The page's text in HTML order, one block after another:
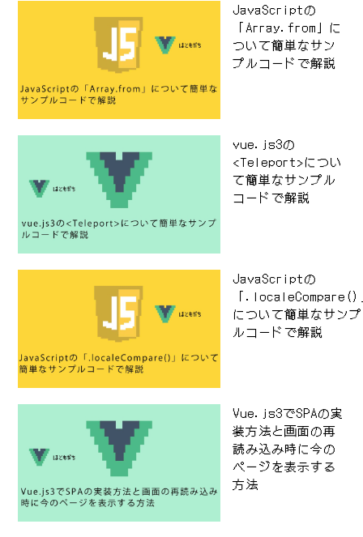
JavaScriptの
「Array.from」に
ついて簡単なサン
プルコードで解説
vue.js3の
<Teleport>につい
て簡単なサンプル
コードで解説
JavaScriptの
「.localeCompare()
について簡単なサンプ
ルコードで解説
Vue.js3でSPAの実
装方法と画面の再
読み込み時に今の
ページを表示する
方法